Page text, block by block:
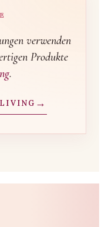
verwenden
Produkte
.
→